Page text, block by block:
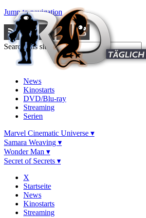
Jump to navigation
Search this site
News
Kinostarts
DVD/Blu-ray
Streaming
Serien
Marvel Cinematic Universe ▾
Samara Weaving ▾
Wonder Man ▾
Secret of Secrets ▾
X
Startseite
News
Kinostarts
Streaming